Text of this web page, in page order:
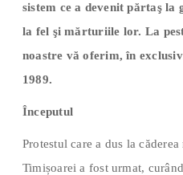
sistem ce a devenit părtaş
la fel şi mărturiile lor. La
noastre vă oferim, în
1989.
Începutul
Protestul care a dus la
Timișoarei a fost urmat,